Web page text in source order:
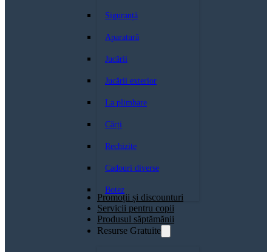
Siguranță
Aparatură
Jucării
Jucării exterior
La plimbare
Cărți
Rechizite
Cadouri diverse
Botez
Promoții și discounturi
Servicii pentru copii
Produsul săptămănii
Resurse Gratuite